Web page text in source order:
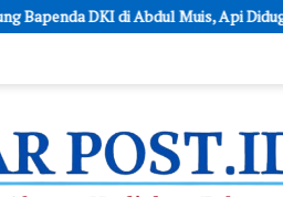
Api Diduga Berasal dari Lantai 11